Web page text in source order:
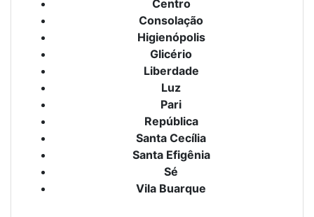
Centro
Consolação
Higienópolis
Glicério
Liberdade
Luz
Pari
República
Santa Cecília
Santa Efigênia
Sé
Vila Buarque